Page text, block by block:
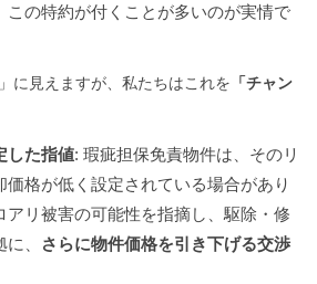
この特約が付くことが多いのが実情で
に見えますが、私たちはこれを 「チャン
した指値: 瑕疵担保免責物件は、そのリ
価格が低く設定されている場合があり
アリ被害の可能性を指摘し、駆除・修
、
さらに物件価格を引き下げる交渉